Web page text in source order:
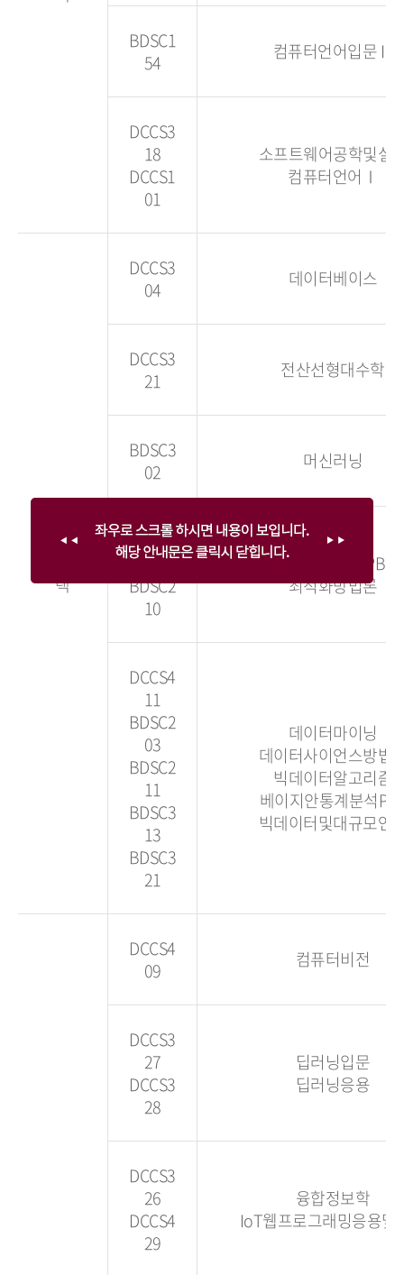
BDSC1
54
컴퓨터언어입문Ⅱ
DCCS3
18
DCCS1
01
소프트웨어공학및실
컴퓨터언어Ⅰ
택
DCCS3
04
데이터베이스
DCCS3
21
전산선형대수학
BDSC3
02
머신러닝
BDSC3
12
BDSC2
10
데이터마이닝 PBL
최적화방법론
DCCS4
11
BDSC2
03
BDSC2
11
BDSC3
13
BDSC3
21
데이터마이닝
데이터사이언스방법
빅데이터알고리즘
베이지안통계분석
빅데이터및대규모연
DCCS4
09
컴퓨터비전
DCCS3
27
DCCS3
28
딥러닝입문
딥러닝응용
DCCS3
26
DCCS4
29
융합정보학
IoT웹프로그래밍응용및